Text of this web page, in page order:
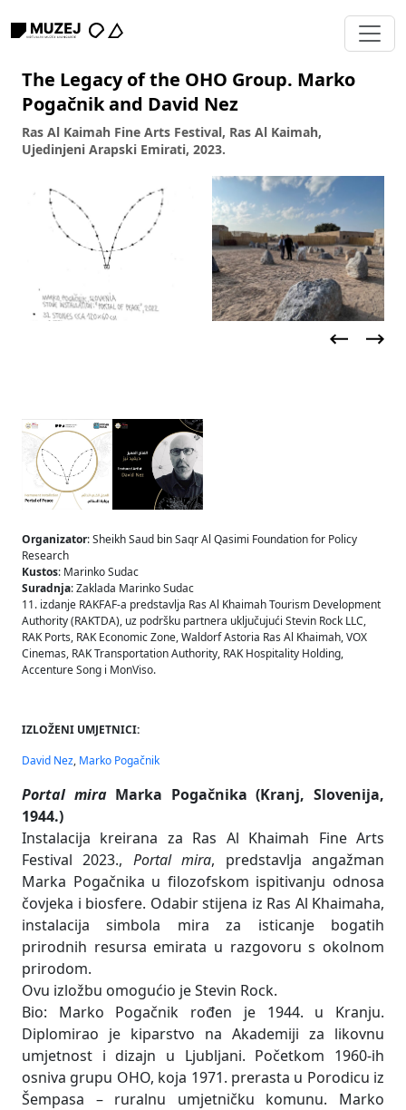
The Legacy of the OHO Group. Marko
Pogačnik and David Nez
Ras Al Kaimah Fine Arts Festival, Ras Al Kaimah,
Ujedinjeni Arapski Emirati, 2023.
Organizator: Sheikh Saud bin Saqr Al Qasimi Foundation for Policy
Research
Kustos: Marinko Sudac
Suradnja: Zaklada Marinko Sudac
11. izdanje RAKFAF-a predstavlja Ras Al Khaimah Tourism Development
Authority (RAKTDA), uz podršku partnera uključujući Stevin Rock LLC,
RAK Ports, RAK Economic Zone, Waldorf Astoria Ras Al Khaimah, VOX
Cinemas, RAK Transportation Authority, RAK Hospitality Holding,
Accenture Song i MonViso.
IZLOŽENI UMJETNICI:
David Nez, Marko Pogačnik
Portal mira Marka Pogačnika (Kranj, Slovenija,
1944.)
Instalacija kreirana za Ras Al Khaimah Fine Arts
Festival 2023., Portal mira, predstavlja angažman
Marka Pogačnika u filozofskom ispitivanju odnosa
čovjeka i biosfere. Odabir stijena iz Ras Al Khaimaha,
instalacija simbola mira za isticanje bogatih
prirodnih resursa emirata u razgovoru s okolnom
prirodom.
Ovu izložbu omogućio je Stevin Rock.
Bio: Marko Pogačnik rođen je 1944. u Kranju.
Diplomirao je kiparstvo na Akademiji za likovnu
umjetnost i dizajn u Ljubljani. Početkom 1960-ih
osniva grupu OHO, koja 1971. prerasta u Porodicu iz
Šempasa – ruralnu umjetničku komunu. Marko